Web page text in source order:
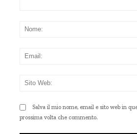
Salva il mio nome, email e sito web in
prossima volta che commento.